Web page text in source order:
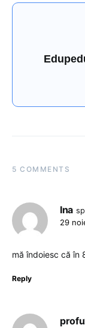
5 COMMENTS
Ina
29
mă îndoiesc că în
Reply